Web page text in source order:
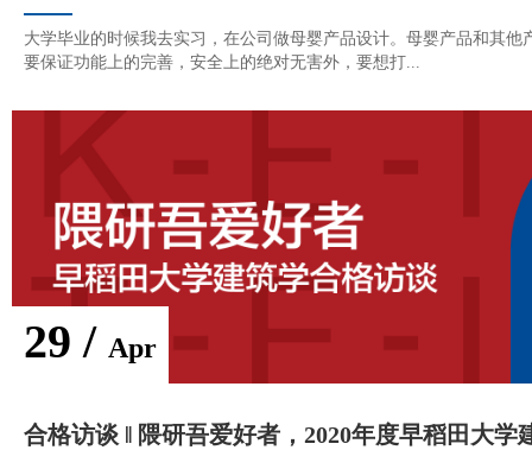
大学毕业的时候我去实习，在公司做母婴产品设计。母婴产品和其他
要保证功能上的完善，安全上的绝对无害外，要想打...
29 / Apr
合格访谈 ‖ 隈研吾爱好者，2020年度早稻田大学